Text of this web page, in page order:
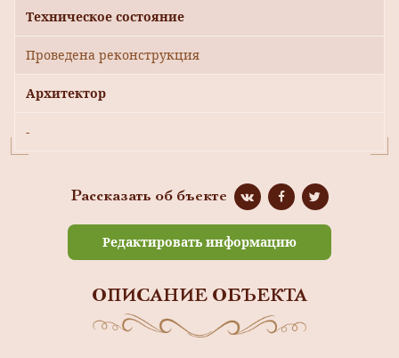
Техническое состояние
Проведена реконструкция
Архитектор
-
Рассказать об бъекте
Редактировать информацию
ОПИСАНИЕ ОБЪЕКТА